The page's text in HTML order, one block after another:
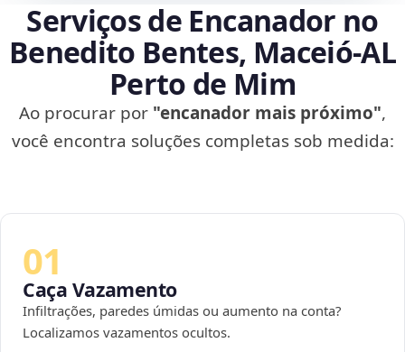
Serviços de Encanador no
Benedito Bentes, Maceió‑AL
Perto de Mim
Ao procurar por "encanador mais próximo",
você encontra soluções completas sob medida:
01
Caça Vazamento
Infiltrações, paredes úmidas ou aumento na conta?
Localizamos vazamentos ocultos.